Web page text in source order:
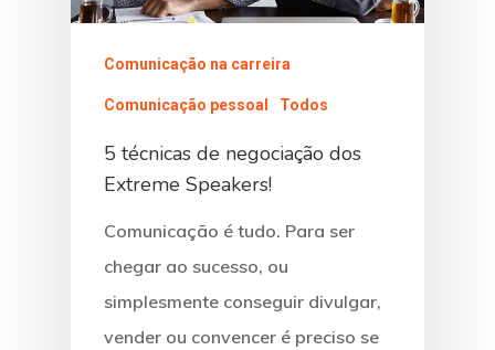
Comunicação na carreira
Comunicação pessoal Todos
5 técnicas de negociação dos
Extreme Speakers!
Comunicação é tudo. Para ser
chegar ao sucesso, ou
simplesmente conseguir divulgar,
vender ou convencer é preciso se